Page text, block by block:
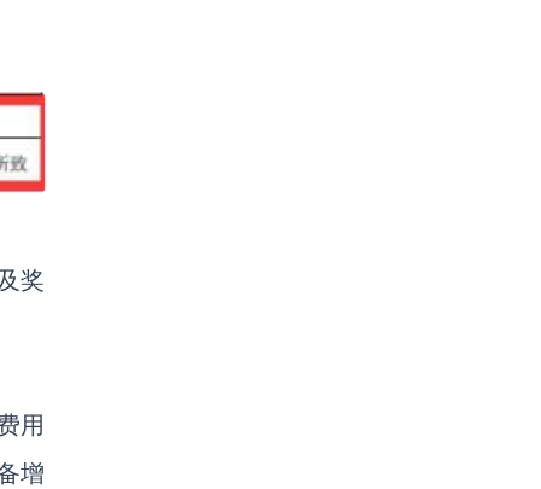
奖
用
增